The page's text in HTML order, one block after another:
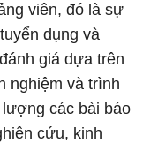
viên, đó là sự
dụng và
giá dựa trên
nghiệm và trình
các bài báo
cứu, kinh